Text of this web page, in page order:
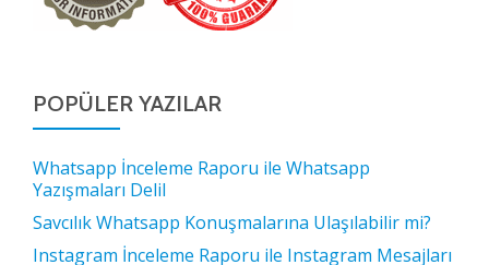
POPÜLER YAZILAR
Whatsapp İnceleme Raporu ile Whatsapp
Yazışmaları Delil
Savcılık Whatsapp Konuşmalarına Ulaşılabilir mi?
Instagram İnceleme Raporu ile Instagram Mesajları